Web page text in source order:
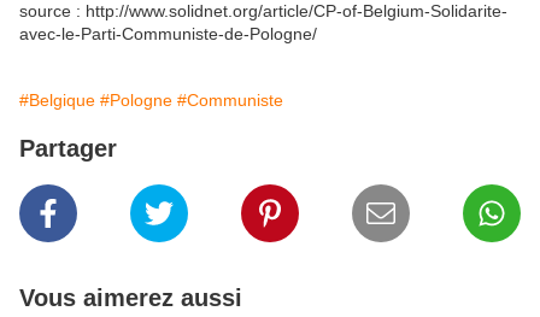
source : http://www.solidnet.org/article/CP-of-Belgium-Solidarite-
avec-le-Parti-Communiste-de-Pologne/
#Belgique #Pologne #Communiste
Partager
Vous aimerez aussi